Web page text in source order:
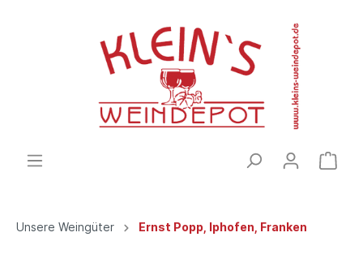
Unsere Weingüter Ernst Popp, Iphofen, Franken